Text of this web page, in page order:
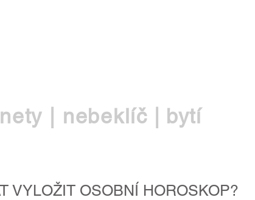
| nebeklíč | bytí
VYLOŽIT OSOBNÍ HOROSKOP?